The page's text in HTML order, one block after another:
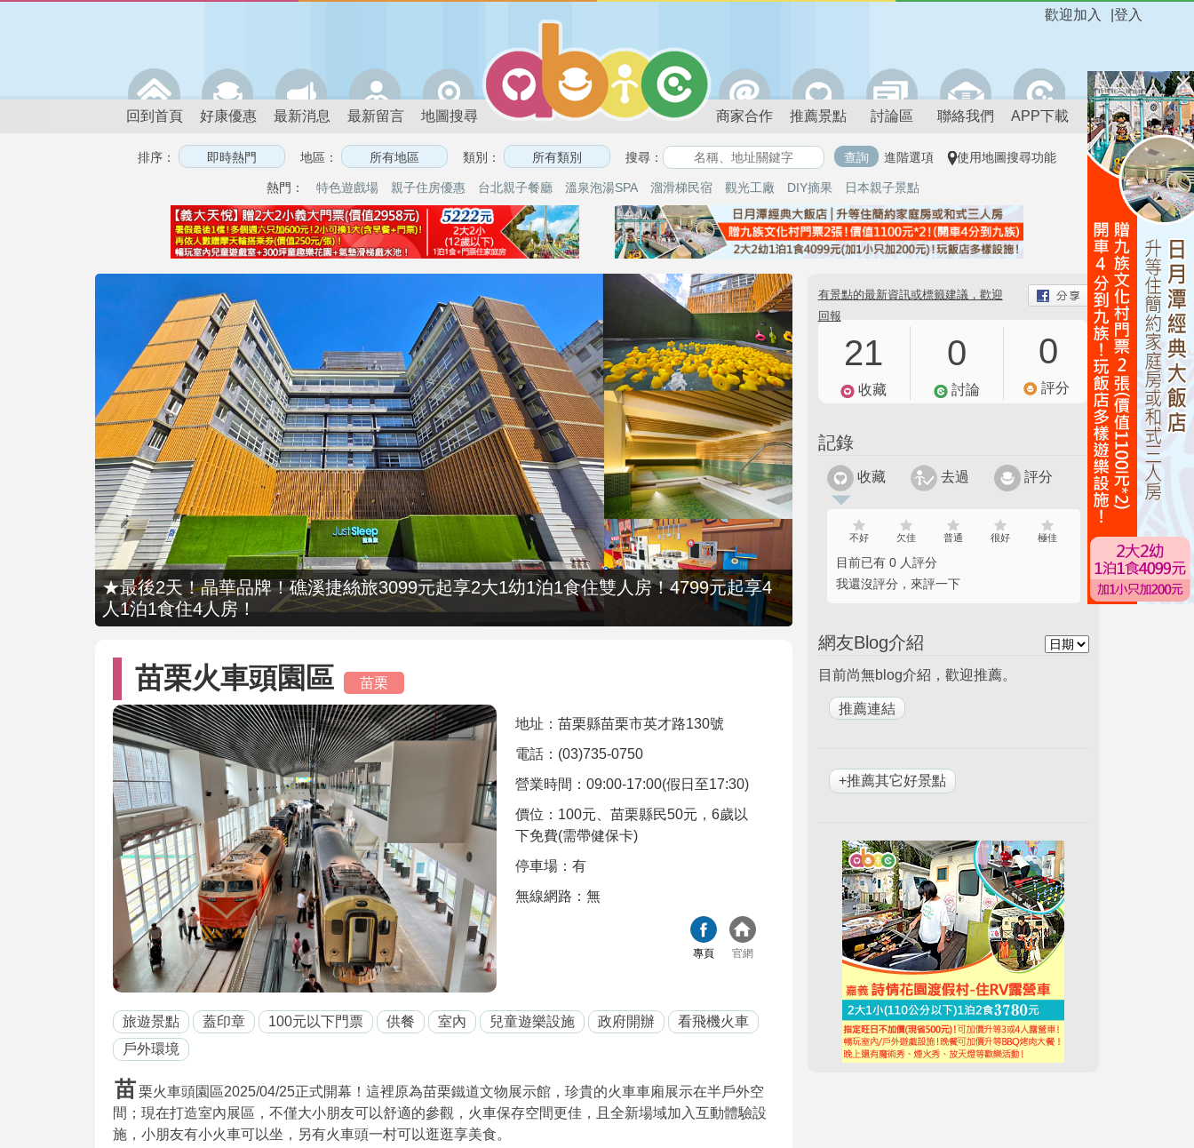
登入
歡迎加入
回到首頁 好康優惠 最新消息 最新留言 地圖搜尋 商家合作 推薦景點 討論區 聯絡我們 APP下載
排序： 地區： 類別： 搜尋： 進階選項 使用地圖搜尋功能
熱門： 特色遊戲場 親子住房優惠 台北親子餐廳 溫泉泡湯SPA 溜滑梯民宿 觀光工廠 DIY摘果 日本親子景點
★最後2天！晶華品牌！礁溪捷絲旅3099元起享2大1幼1泊1食住雙人房！4799元起享4
人1泊1食住4人房！
苗栗火車頭園區 苗栗
地址：苗栗縣苗栗市英才路130號
電話：(03)735-0750
營業時間：09:00-17:00(假日至17:30)
價位：100元、苗栗縣民50元，6歲以
下免費(需帶健保卡)
停車場：有
無線網路：無
專頁 官網
旅遊景點 蓋印章 100元以下門票 供餐 室內 兒童遊樂設施 政府開辦
看飛機火車
戶外環境
苗栗火車頭園區2025/04/25正式開幕！這裡原為苗栗鐵道文物展示館，珍貴的火車車廂展示在半戶外空
間；現在打造室內展區，不僅大小朋友可以舒適的參觀，火車保存空間更佳，且全新場域加入互動體驗設
施，小朋友有小火車可以坐，另有火車頭一村可以逛逛享美食。
有景點的最新資訊或標籤建議，歡迎
回報
21
收藏
0
討論
0
評分
記錄
收藏 去過 評分
不好 欠佳 普通 很好 極佳
目前已有 0 人評分
我還沒評分，來評一下
網友Blog介紹
目前尚無blog介紹，歡迎推薦。
+推薦其它好景點